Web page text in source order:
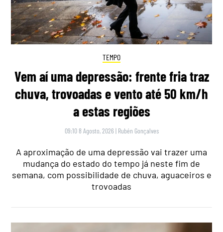
TEMPO
Vem aí uma depressão: frente fria traz
chuva, trovoadas e vento até 50 km/h
a estas regiões
09:10 8 Agosto, 2026 | Rubén Gonçalves
A aproximação de uma depressão vai trazer uma
mudança do estado do tempo já neste fim de
semana, com possibilidade de chuva, aguaceiros e
trovoadas